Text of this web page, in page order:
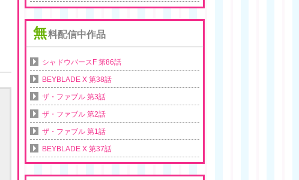
無料配信中作品
シャドウバースF 第86話
BEYBLADE X 第38話
ザ・ファブル 第3話
ザ・ファブル 第2話
ザ・ファブル 第1話
BEYBLADE X 第37話